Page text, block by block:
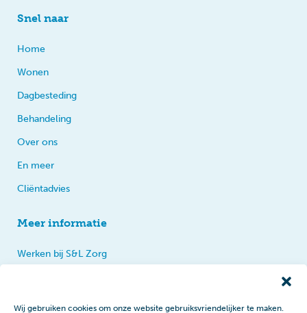
Wij gebruiken cookies om onze website gebruiksvriendelijker te maken.
Snel naar
Home
Wonen
Dagbesteding
Behandeling
Over ons
En meer
Cliëntadvies
Meer informatie
Werken bij S&L Zorg